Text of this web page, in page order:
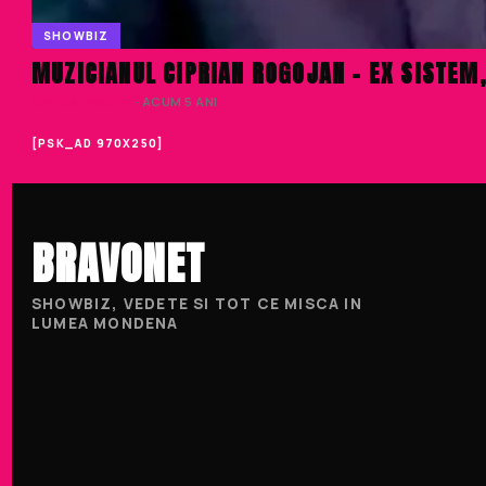
SHOWBIZ
MUZICIANUL CIPRIAN ROGOJAN – EX
· ACUM 5 ANI
[PSK_AD 970X250]
BRAVONET
SHOWBIZ, VEDETE SI TOT CE MISCA IN
LUMEA MONDENA